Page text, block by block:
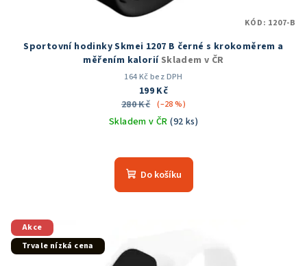
Sportovní hodinky Skmei 1207 B černé s krokoměrem a
měřením kalorií Skladem v ČR
164 Kč bez DPH
199 Kč
280 Kč (–28 %)
Skladem v ČR(92 ks)
hodnocení
produktu
Do košíku
KÓD: 1207-B
Akce
Trvale nízká cena